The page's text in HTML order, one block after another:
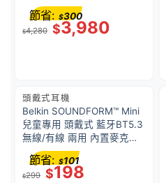
殼)
$4,280 $3,980
節省: $300
頭戴式耳機
Belkin SOUNDFORM™ Mini
兒童專用 頭戴式 藍牙BT5.3
無線/有線 兩用 內置麥克風
耳機 V3 (USB-C Cable) –
白色｜AUD002BTWTV3
$299 $198
節省: $101